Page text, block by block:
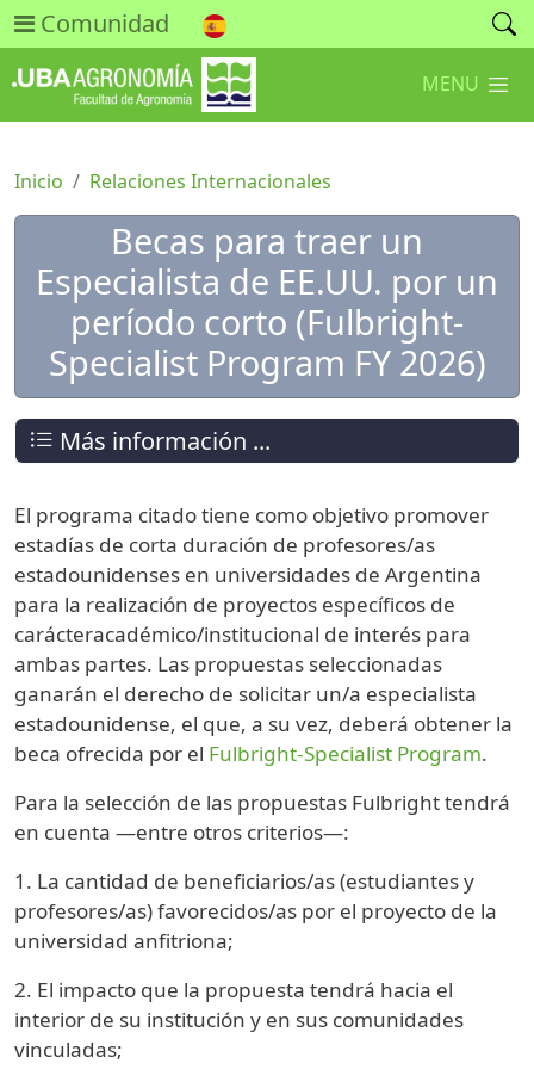
Comunidad
MENU
Inicio Relaciones Internacionales
Becas para traer un
Especialista de EE.UU. por un
período corto (Fulbright-
Specialist Program FY 2026)
El programa citado tiene como objetivo promover
estadías de corta duración de profesores/as
estadounidenses en universidades de Argentina
para la realización de proyectos específicos de
carácteracadémico/institucional de interés para
ambas partes. Las propuestas seleccionadas
ganarán el derecho de solicitar un/a especialista
estadounidense, el que, a su vez, deberá obtener la
beca ofrecida por el Fulbright-Specialist Program.
Para la selección de las propuestas Fulbright tendrá
en cuenta —entre otros criterios—:
1. La cantidad de beneficiarios/as (estudiantes y
profesores/as) favorecidos/as por el proyecto de la
universidad anfitriona;
2. El impacto que la propuesta tendrá hacia el
interior de su institución y en sus comunidades
vinculadas;
Más información ...